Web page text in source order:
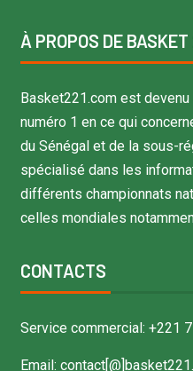
À PROPOS DE BASKET
Basket221.com est
numéro 1 en ce qui
du Sénégal et de la sous-
spécialisé dans les
différents championnats
celles mondiales
CONTACTS
Service commercial: +221
Email: